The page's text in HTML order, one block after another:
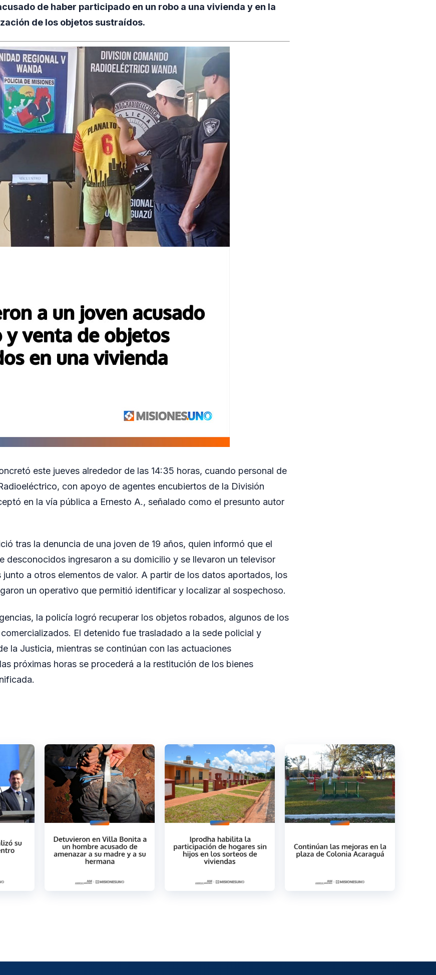
de haber participado en un robo a una vivienda y en la
de los objetos sustraídos.
este jueves alrededor de las 14:35 horas, cuando personal de
con apoyo de agentes encubiertos de la División
en la vía pública a Ernesto A., señalado como el presunto autor
tras la denuncia de una joven de 19 años, quien informó que el
desconocidos ingresaron a su domicilio y se llevaron un televisor
a otros elementos de valor. A partir de los datos aportados, los
un operativo que permitió identificar y localizar al sospechoso.
la policía logró recuperar los objetos robados, algunos de los
El detenido fue trasladado a la sede policial y
la Justicia, mientras se continúan con las actuaciones
próximas horas se procederá a la restitución de los bienes